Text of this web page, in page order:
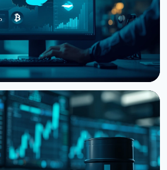
ETH та XRP: CryptoQuant
ринку